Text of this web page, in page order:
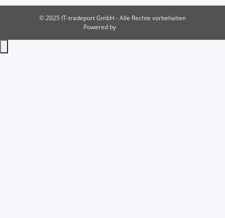
© 2025 IT-tradeport GmbH - Alle Rechte vorbehalten
Powered by